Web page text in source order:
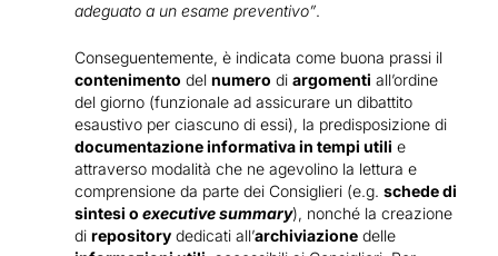
adeguato a un esame preventivo”.
Conseguentemente, è indicata come buona prassi il
contenimento del numero di argomenti all’ordine
del giorno (funzionale ad assicurare un dibattito
esaustivo per ciascuno di essi), la predisposizione di
documentazione informativa in tempi utili e
attraverso modalità che ne agevolino la lettura e
comprensione da parte dei Consiglieri (e.g. schede di
sintesi o executive summary), nonché la creazione
di repository dedicati all’archiviazione delle